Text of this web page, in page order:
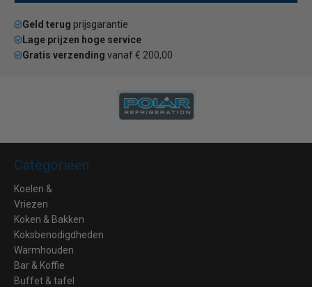
Geld terug prijsgarantie
Lage prijzen hoge service
Gratis verzending vanaf € 200,00
Categorieën
Koelen &
Vriezen
Koken & Bakken
Koksbenodigdheden
Warmhouden
Bar & Koffie
Buffet & tafel